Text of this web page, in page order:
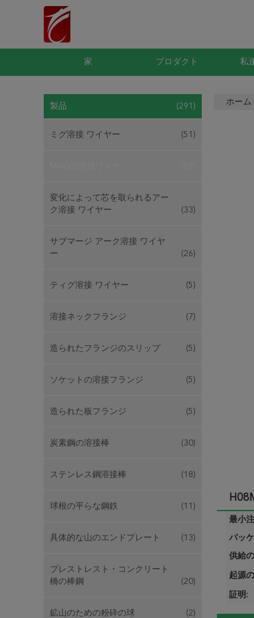
家 プロダクト 私
製品 (291)
ミグ溶接 ワイヤー (51)
変化によって芯を取られるアー
ク溶接 ワイヤー
(33)
サブマージ アーク溶接 ワイヤ
ー
(26)
ティグ溶接 ワイヤー (5)
溶接ネックフランジ (7)
造られたフランジのスリップ (5)
ソケットの溶接フランジ (5)
造られた板フランジ (5)
炭素鋼の溶接棒 (30)
ステンレス鋼溶接棒 (18)
球根の平らな鋼鉄 (11)
具体的な山のエンドプレート (13)
プレストレスト・コンクリート
橋の棒鋼
(20)
鉱山のための粉砕の球 (2)
ホーム
最小
パッ
供給
起源
証明: